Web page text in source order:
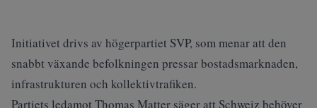
Initiativet drivs av högerpartiet SVP, som menar att den
snabbt växande befolkningen pressar bostadsmarknaden,
infrastrukturen och kollektivtrafiken.
Partiets ledamot Thomas Matter säger att Schweiz behöver